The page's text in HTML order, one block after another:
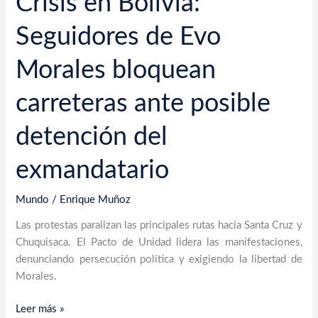
Seguidores de Evo
Morales bloquean
carreteras ante posible
detención del
exmandatario
Mundo / Enrique Muñoz
Las protestas paralizan las principales rutas hacia Santa Cruz y
Chuquisaca. El Pacto de Unidad lidera las manifestaciones,
denunciando persecución política y exigiendo la libertad de
Morales.
exmandatario
Leer más »